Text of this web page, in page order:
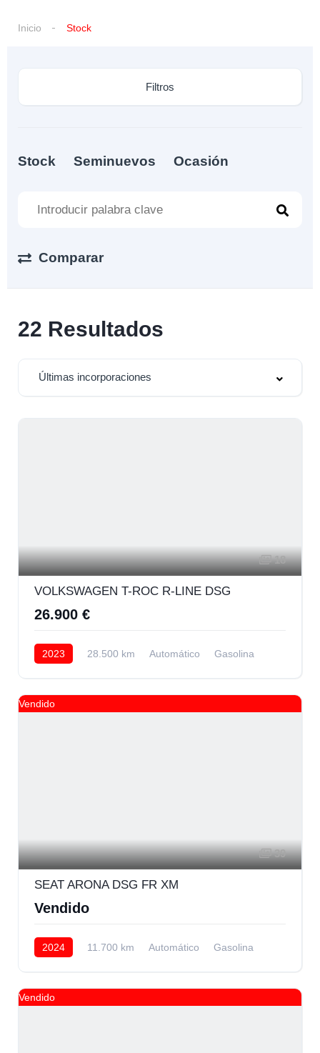
Inicio Stock
Filtros
Stock Seminuevos Ocasión
Comparar
22 Resultados
Últimas incorporaciones
18
VOLKSWAGEN T-ROC R-LINE DSG
26.900 €
2023 28.500 km Automático
Gasolina
Vendido
39
SEAT ARONA DSG FR XM
Vendido
2024 11.700 km Automático
Gasolina
Vendido